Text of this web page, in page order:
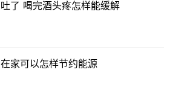
吐了 喝完酒头疼怎样能缓解
在家可以怎样节约能源